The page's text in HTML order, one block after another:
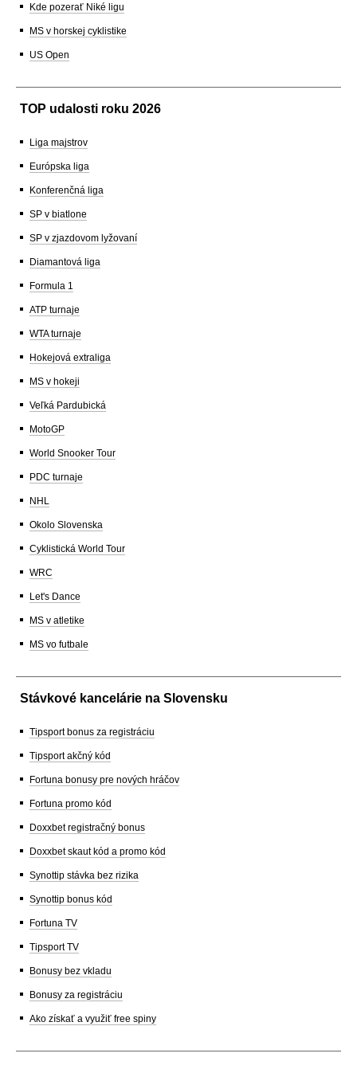
Kde pozerať Niké ligu
MS v horskej cyklistike
US Open
TOP udalosti roku 2026
Liga majstrov
Európska liga
Konferenčná liga
SP v biatlone
SP v zjazdovom lyžovaní
Diamantová liga
Formula 1
ATP turnaje
WTA turnaje
Hokejová extraliga
MS v hokeji
Veľká Pardubická
MotoGP
World Snooker Tour
PDC turnaje
NHL
Okolo Slovenska
Cyklistická World Tour
WRC
Let's Dance
MS v atletike
MS vo futbale
Stávkové kancelárie na Slovensku
Tipsport bonus za registráciu
Tipsport akčný kód
Fortuna bonusy pre nových hráčov
Fortuna promo kód
Doxxbet registračný bonus
Doxxbet skaut kód a promo kód
Synottip stávka bez rizika
Synottip bonus kód
Fortuna TV
Tipsport TV
Bonusy bez vkladu
Bonusy za registráciu
Ako získať a využiť free spiny